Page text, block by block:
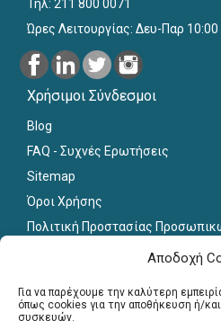
Αποδοχή
Για να παρέχουμε την καλύτερη
όπως cookies για την αποθήκευση ή/
συσκευών.
Τηλ: 211 800 0071
Ώρες Λειτουργίας: Δευ-Παρ
Χρήσιμοι Σύνδεσμοι
Blog
FAQ - Συχνές Ερωτήσεις
Sitemap
Όροι Χρήσης
Πολιτική Προστασίας
Για εκπαιδευτικούς